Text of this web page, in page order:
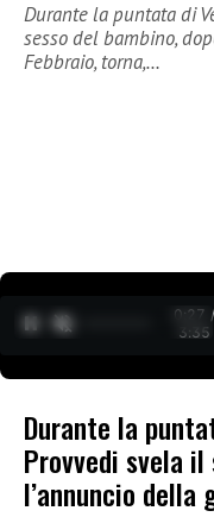
Durante la puntata di
sesso del bambino,
Febbraio, torna,…
0:27 /
3:35
Durante la
Provvedi svela il
l’annuncio della